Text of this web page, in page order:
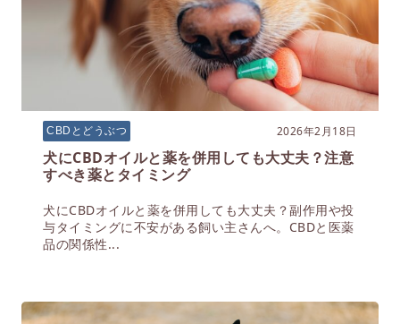
CBDとどうぶつ 2026年2月18日
犬にCBDオイルと薬を併用しても大丈夫？注意
すべき薬とタイミング
犬にCBDオイルと薬を併用しても大丈夫？副作用や投
与タイミングに不安がある飼い主さんへ。CBDと医薬
品の関係性...